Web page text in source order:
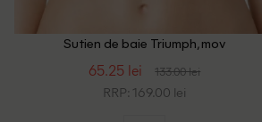
Sutien de baie Triumph, mov
65.25 lei 133.00 lei
RRP: 169.00 lei